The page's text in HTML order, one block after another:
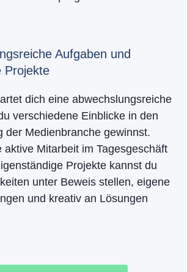
Aufgaben und
Projekte
dich eine abwechslungsreiche
verschiedene Einblicke in den
der Medienbranche gewinnst.
aktive Mitarbeit im Tagesgeschäft
Projekte kannst du
unter Beweis stellen, eigene
und kreativ an Lösungen